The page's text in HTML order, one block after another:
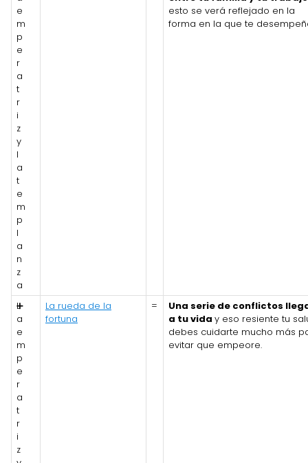
e
m
p
e
r
a
t
r
i
z
y
l
a
t
e
m
p
l
a
n
z
a
esto se verá reflejado en la
forma en la que te
L
a
e
m
p
e
r
a
t
r
i
z
➕
La rueda de la
fortuna
=
Una serie de conflictos
a tu vida y eso resiente tu
debes cuidarte mucho más
evitar que empeore.